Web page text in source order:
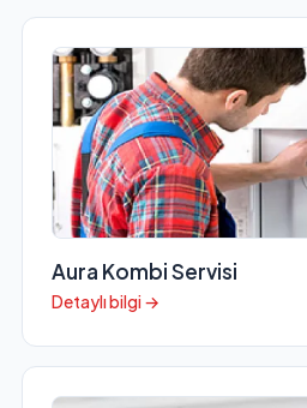
Aura Kombi Servisi
Detaylı bilgi →